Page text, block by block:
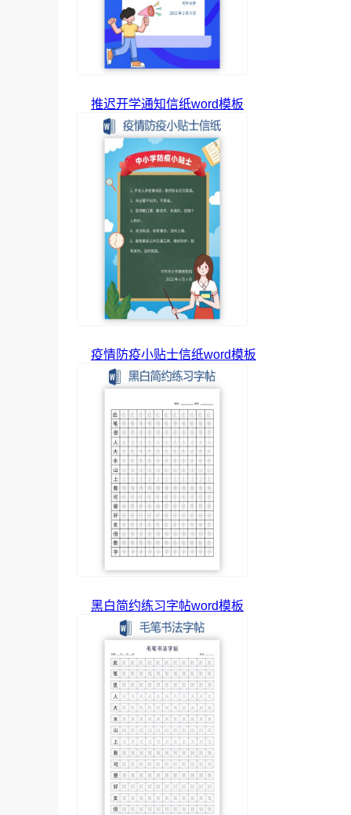
推迟开学通知信纸word模板
疫情防疫小贴士信纸word模板
黑白简约练习字帖word模板